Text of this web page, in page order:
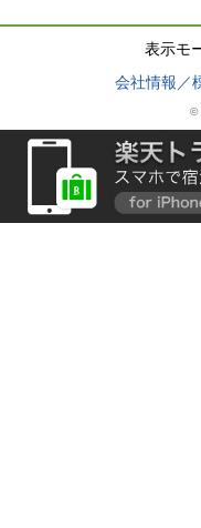
表示モ
会社情報／
©